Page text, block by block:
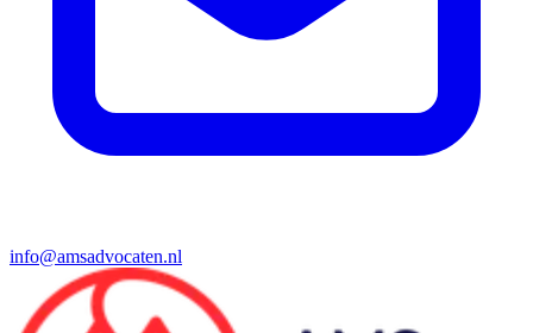
info@amsadvocaten.nl